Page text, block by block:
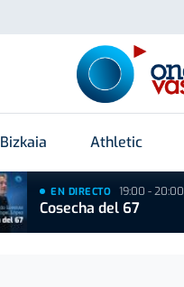
Bizkaia Athletic
EN DIRECTO 19:00 - 20:00
Cosecha del 67